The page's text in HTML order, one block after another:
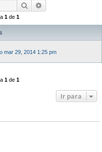
i
Pesquisar
1 de 1
mar 29, 2014 1:25 pm
1 de 1
Ir para